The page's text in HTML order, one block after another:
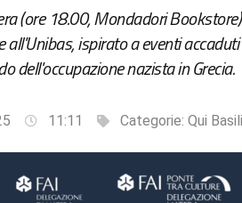
(ore 18.00, Mondadori
all'Unibas, ispirato a eventi
dell'occupazione nazista in Grecia.
11:11 Categorie: Qui